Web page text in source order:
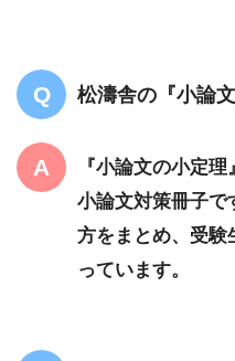
松濤舎の『小論
『小論文の小定
小論文対策冊子で
方をまとめ、受験
っています。